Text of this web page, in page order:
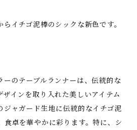
イチゴ泥棒のシックな新色です。
ーのテーブルランナーは、伝統的な
ザインを取り入れた美しいアイテム
ジャガード生地に伝統的なイチゴ泥
食卓を華やかに彩ります。特に、シ